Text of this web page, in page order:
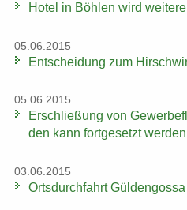
Hotel in Böh­len wird
05.06.2015
Ent­schei­dung zum
05.06.2015
Er­schlie­ßung von
den kann fort­ge­setzt wer­den
03.06.2015
Orts­durch­fahrt